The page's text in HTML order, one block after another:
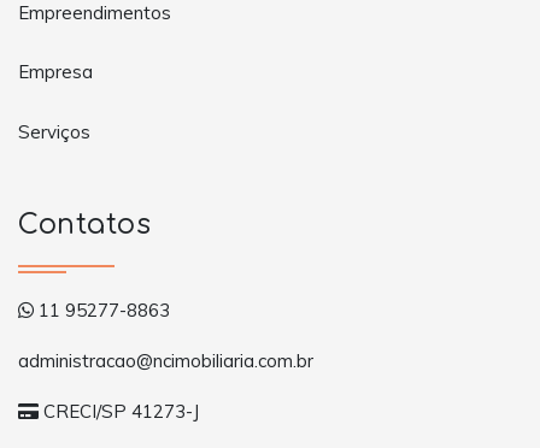
Empreendimentos
Empresa
Serviços
Contatos
11 95277-8863
administracao@ncimobiliaria.com.br
CRECI/SP 41273-J